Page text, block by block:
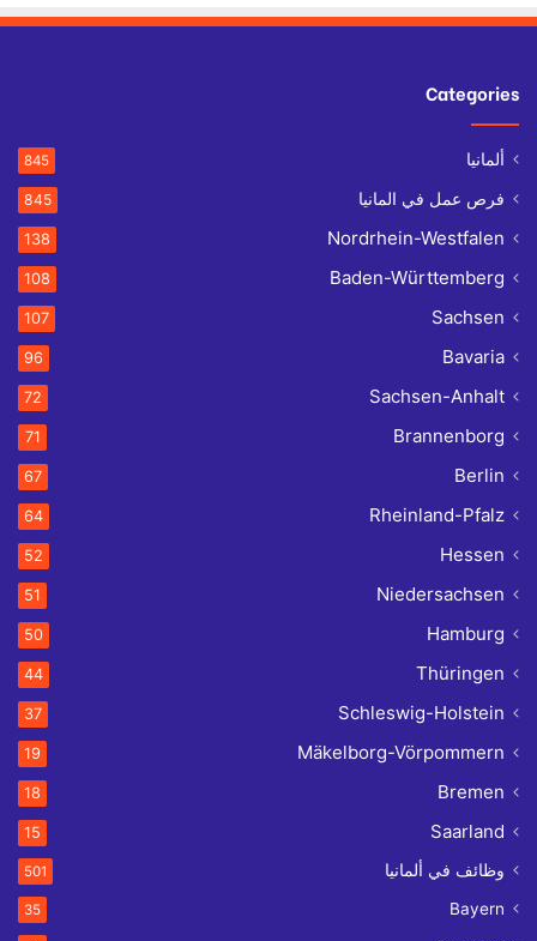
Categories
ألمانيا 845
فرص عمل في المانيا 845
Nordrhein-Westfalen
138
Baden-Württemberg
108
Sachsen
107
Bavaria
96
Sachsen-Anhalt
72
Brannenborg
71
Berlin
67
Rheinland-Pfalz
64
Hessen
52
Niedersachsen
51
Hamburg
50
Thüringen
44
Schleswig-Holstein
37
Mäkelborg-Vörpommern
19
Bremen
18
Saarland
15
وظائف في ألمانيا 501
Bayern
35